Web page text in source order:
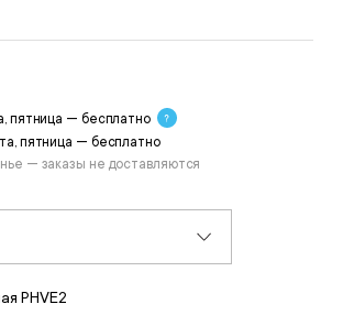
пятница — бесплатно
пятница — бесплатно
— заказы не доставляются
PHVE2